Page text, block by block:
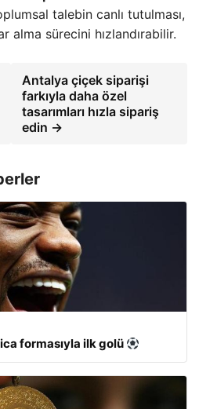
talebin canlı tutulması,
alma sürecini hızlandırabilir.
Antalya çiçek siparişi
farkıyla daha özel
tasarımları hızla sipariş
edin →
formasıyla ilk golü